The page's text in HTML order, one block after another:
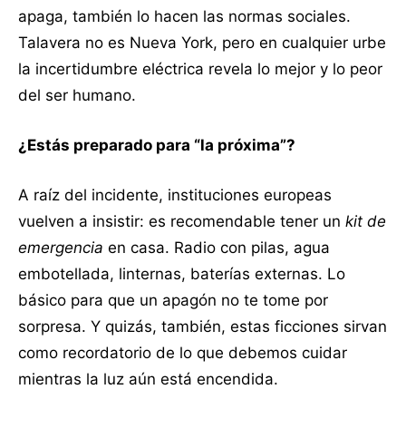
apaga, también lo hacen las normas sociales.
Talavera no es Nueva York, pero en cualquier urbe
la incertidumbre eléctrica revela lo mejor y lo peor
del ser humano.
¿Estás preparado para “la próxima”?
A raíz del incidente, instituciones europeas
vuelven a insistir: es recomendable tener un kit de
emergencia en casa. Radio con pilas, agua
embotellada, linternas, baterías externas. Lo
básico para que un apagón no te tome por
sorpresa. Y quizás, también, estas ficciones sirvan
como recordatorio de lo que debemos cuidar
mientras la luz aún está encendida.